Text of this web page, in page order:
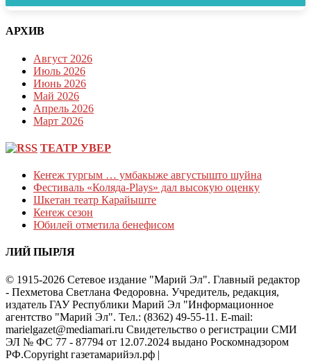
АРХИВ
Август 2026
Июль 2026
Июнь 2026
Май 2026
Апрель 2026
Март 2026
ТЕАТР УВЕР
Кеҥеж тургым … умбакыже августышто шуйна
Фестиваль «Коляда-Plays» дал высокую оценку
Шкетан театр Карайыште
Кеҥеж сезон
Юбилей отметила бенефисом
ЛИЙ ПЫРЛЯ
© 1915-2026 Сетевое издание "Марий Эл". Главный редактор
- Пехметова Светлана Федоровна. Учредитель, редакция,
издатель ГАУ Республики Марий Эл "Информационное
агентство "Марий Эл". Тел.: (8362) 49-55-11. E-mail:
marielgazet@mediamari.ru Свидетельство о регистрации СМИ
ЭЛ № ФС 77 - 87794 от 12.07.2024 выдано Роскомнадзором
РФ.Copyright газетамарийэл.рф |